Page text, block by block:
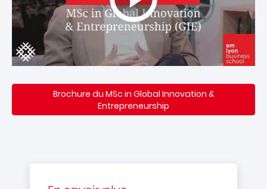
Brochure du MSc in Global Innovation &
Entrepreneurship